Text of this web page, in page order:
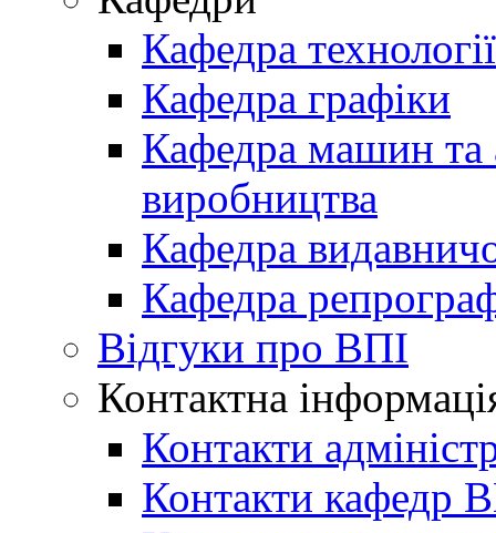
Кафедра
Кафедра графіки
Кафедра машин та
виробництва
Кафедра
Кафедра
Відгуки про ВПІ
Контактна
Контакти
Контакти кафедр